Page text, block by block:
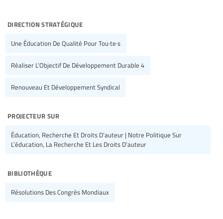
direction stratégique
Une Éducation De Qualité Pour Tou·te·s
Réaliser L’Objectif De Développement Durable 4
Renouveau Et Développement Syndical
projecteur sur
Éducation, Recherche Et Droits D’auteur | Notre Politique Sur
L’éducation, La Recherche Et Les Droits D’auteur
bibliothèque
Résolutions Des Congrès Mondiaux